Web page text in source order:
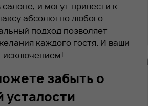
и могут привести к
абсолютно любого
подход позволяет
каждого гостя. И ваши
исключением!
забыть о
усталости